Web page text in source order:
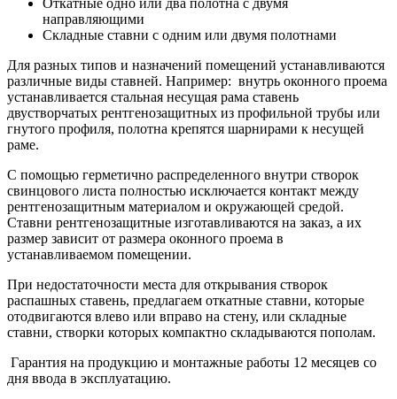
направляющими
Складные ставни с одним или двумя полотнами
Для разных типов и назначений помещений устанавливаются
различные виды ставней. Например: внутрь оконного проема
устанавливается стальная несущая рама ставень
двустворчатых рентгенозащитных из профильной трубы или
гнутого профиля, полотна крепятся шарнирами к несущей
раме.
С помощью герметично распределенного внутри створок
свинцового листа полностью исключается контакт между
рентгенозащитным материалом и окружающей средой.
Ставни рентгенозащитные изготавливаются на заказ, а их
размер зависит от размера оконного проема в
устанавливаемом помещении.
При недостаточности места для открывания створок
распашных ставень, предлагаем откатные ставни, которые
отодвигаются влево или вправо на стену, или складные
ставни, створки которых компактно складываются пополам.
Гарантия на продукцию и монтажные работы 12 месяцев со
дня ввода в эксплуатацию.